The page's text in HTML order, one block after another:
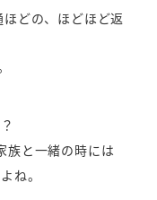
どの、ほどほど返
族と一緒の時には
ね。